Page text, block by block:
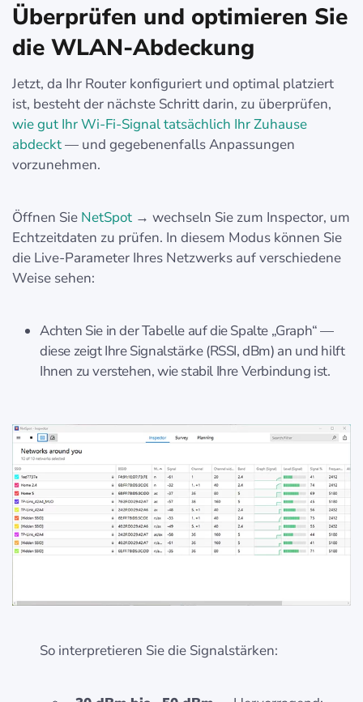
Überprüfen und optimieren Sie
die WLAN-Abdeckung
Jetzt, da Ihr Router konfiguriert und optimal platziert
ist, besteht der nächste Schritt darin, zu überprüfen,
wie gut Ihr Wi-Fi-Signal tatsächlich Ihr Zuhause
abdeckt— und gegebenenfalls Anpassungen
vorzunehmen.
Öffnen Sie NetSpot → wechseln Sie zum Inspector, um
Echtzeitdaten zu prüfen. In diesem Modus können Sie
die Live-Parameter Ihres Netzwerks auf verschiedene
Weise sehen:
Achten Sie in der Tabelle auf die Spalte „Graph“ —
diese zeigt Ihre Signalstärke (RSSI, dBm) an und hilft
Ihnen zu verstehen, wie stabil Ihre Verbindung ist.
So interpretieren Sie die Signalstärken: